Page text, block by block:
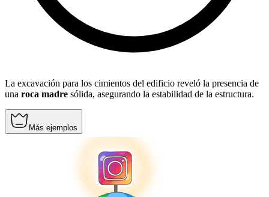
La excavación para los cimientos del edificio reveló la presencia de
una roca madre sólida, asegurando la estabilidad de la estructura.
Más ejemplos